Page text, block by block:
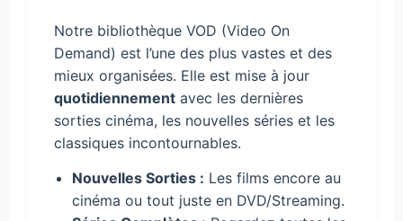
Notre bibliothèque VOD (Video On
Demand) est l’une des plus vastes et des
mieux organisées. Elle est mise à jour
quotidiennement avec les dernières
sorties cinéma, les nouvelles séries et les
classiques incontournables.
Nouvelles Sorties : Les films encore au
cinéma ou tout juste en DVD/Streaming.